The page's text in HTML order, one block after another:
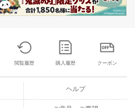
閲覧履歴 購入履歴 クーポン
ヘルプ